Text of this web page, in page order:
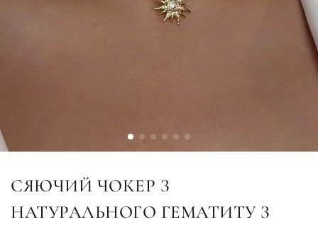
СЯЮЧИЙ ЧОКЕР З
НАТУРАЛЬНОГО ГЕМАТИТУ З